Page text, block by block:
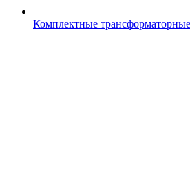
Комплектные